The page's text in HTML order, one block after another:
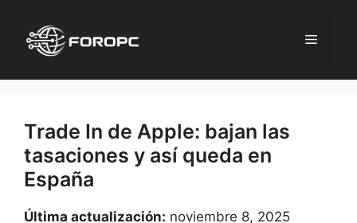
contenido
Menú
Trade In de Apple: bajan las
tasaciones y así queda en
España
Última actualización: noviembre 8, 2025